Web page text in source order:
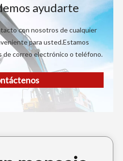
ayudarte
con nosotros de cualquier
para usted.Estamos
de correo electrónico o teléfono.